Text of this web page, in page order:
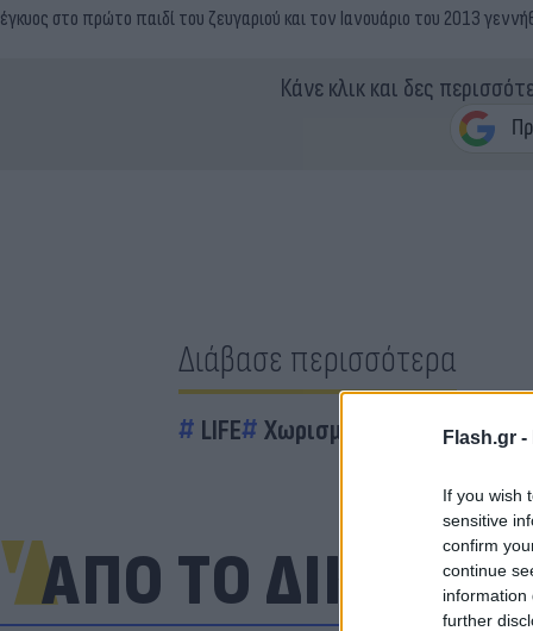
Flash.gr -
If you wish
sensitive
confirm
continue
information
further
έγκυος στο πρώτο παιδί του ζευγαριού και τον Ιανουάριο του 2013
Κάνε κλικ και δες
Διάβασε περισσότερα
LIFE Χωρισμός Σακίρα Πικέ
ΑΠΟ ΤΟ ΔΙΚΤΥΟ